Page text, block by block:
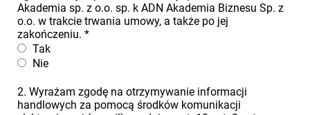
Akademia sp. z o.o. sp. k ADN Akademia Biznesu Sp. z
o.o. w trakcie trwania umowy, a także po jej
zakończeniu. *
Tak
Nie
2. Wyrażam zgodę na otrzymywanie informacji
handlowych za pomocą środków komunikacji